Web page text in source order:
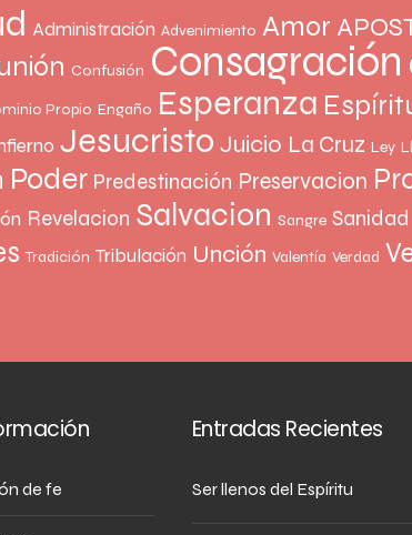
Administración Advenimiento Amor
Confusión Consagración
Propio Engaño Esperanza
Jesucristo Juicio La Cruz Ley
Poder Predestinación Preservacion
Revelacion Salvacion Sangre Sanidad
Tradición Tribulación Unción Valentía Verdad
de fe
Entradas Recientes
Ser llenos del Espíritu